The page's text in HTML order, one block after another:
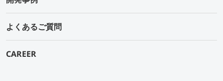
よくあるご質問
CAREER